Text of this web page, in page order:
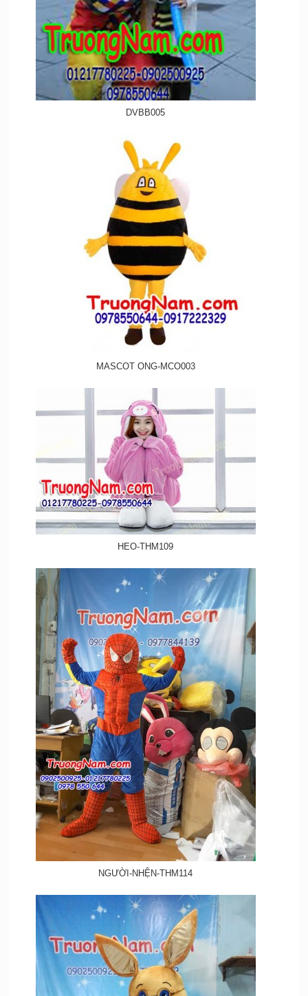
DVBB005
MASCOT ONG-MCO003
HEO-THM109
NGƯỜI-NHỆN-THM114